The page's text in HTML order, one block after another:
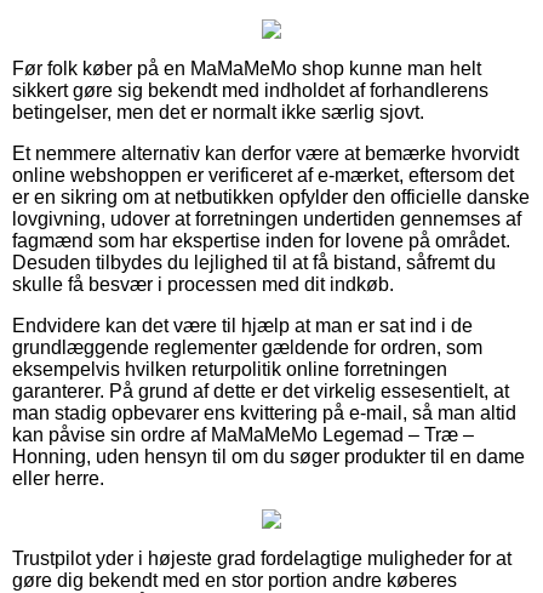
Før folk køber på en MaMaMeMo shop kunne man helt
sikkert gøre sig bekendt med indholdet af forhandlerens
betingelser, men det er normalt ikke særlig sjovt.
Et nemmere alternativ kan derfor være at bemærke hvorvidt
online webshoppen er verificeret af e-mærket, eftersom det
er en sikring om at netbutikken opfylder den officielle danske
lovgivning, udover at forretningen undertiden gennemses af
fagmænd som har ekspertise inden for lovene på området.
Desuden tilbydes du lejlighed til at få bistand, såfremt du
skulle få besvær i processen med dit indkøb.
Endvidere kan det være til hjælp at man er sat ind i de
grundlæggende reglementer gældende for ordren, som
eksempelvis hvilken returpolitik online forretningen
garanterer. På grund af dette er det virkelig essesentielt, at
man stadig opbevarer ens kvittering på e-mail, så man altid
kan påvise sin ordre af MaMaMeMo Legemad – Træ –
Honning, uden hensyn til om du søger produkter til en dame
eller herre.
Trustpilot yder i højeste grad fordelagtige muligheder for at
gøre dig bekendt med en stor portion andre køberes